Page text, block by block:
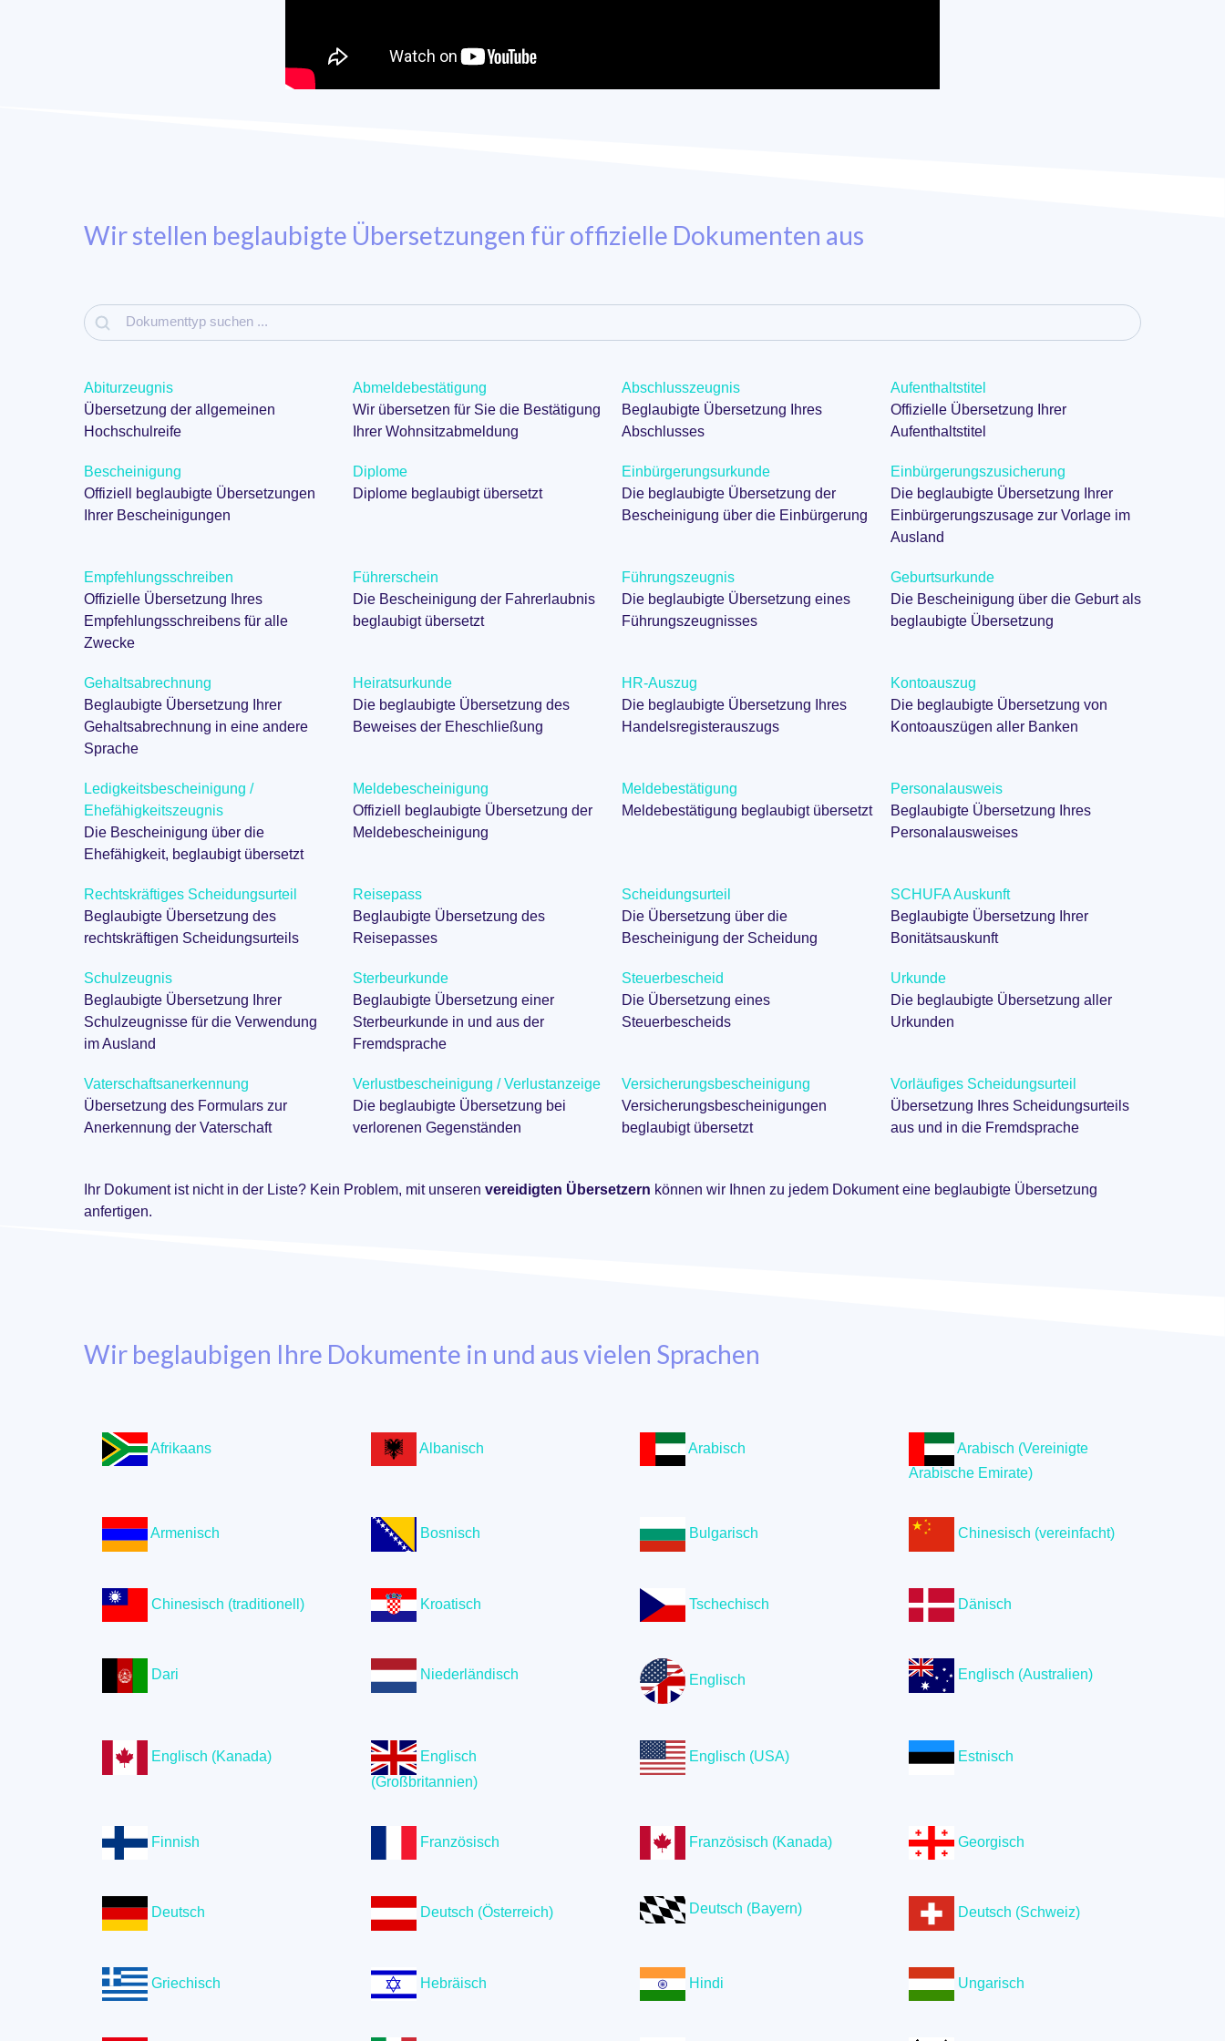
Wir stellen beglaubigte Übersetzungen für offizielle Dokumenten aus
Abiturzeugnis
Übersetzung der allgemeinen
Hochschulreife
Abmeldebestätigung
Wir übersetzen für Sie die Bestätigung
Ihrer Wohnsitzabmeldung
Abschlusszeugnis
Beglaubigte Übersetzung Ihres
Abschlusses
Aufenthaltstitel
Offizielle Übersetzung Ihrer
Aufenthaltstitel
Bescheinigung
Offiziell beglaubigte Übersetzungen
Ihrer Bescheinigungen
Diplome
Diplome beglaubigt übersetzt
Einbürgerungsurkunde
Die beglaubigte Übersetzung der
Bescheinigung über die Einbürgerung
Einbürgerungszusicherung
Die beglaubigte Übersetzung Ihrer
Einbürgerungszusage zur Vorlage im
Ausland
Empfehlungsschreiben
Offizielle Übersetzung Ihres
Empfehlungsschreibens für alle
Zwecke
Führerschein
Die Bescheinigung der Fahrerlaubnis
beglaubigt übersetzt
Führungszeugnis
Die beglaubigte Übersetzung eines
Führungszeugnisses
Geburtsurkunde
Die Bescheinigung über die Geburt als
beglaubigte Übersetzung
Gehaltsabrechnung
Beglaubigte Übersetzung Ihrer
Gehaltsabrechnung in eine andere
Sprache
Heiratsurkunde
Die beglaubigte Übersetzung des
Beweises der Eheschließung
HR-Auszug
Die beglaubigte Übersetzung Ihres
Handelsregisterauszugs
Kontoauszug
Die beglaubigte Übersetzung von
Kontoauszügen aller Banken
Ledigkeitsbescheinigung /
Ehefähigkeitszeugnis
Die Bescheinigung über die
Ehefähigkeit, beglaubigt übersetzt
Meldebescheinigung
Offiziell beglaubigte Übersetzung der
Meldebescheinigung
Meldebestätigung
Meldebestätigung beglaubigt übersetzt
Personalausweis
Beglaubigte Übersetzung Ihres
Personalausweises
Rechtskräftiges Scheidungsurteil
Beglaubigte Übersetzung des
rechtskräftigen Scheidungsurteils
Reisepass
Beglaubigte Übersetzung des
Reisepasses
Scheidungsurteil
Die Übersetzung über die
Bescheinigung der Scheidung
SCHUFA Auskunft
Beglaubigte Übersetzung Ihrer
Bonitätsauskunft
Schulzeugnis
Beglaubigte Übersetzung Ihrer
Schulzeugnisse für die Verwendung
im Ausland
Sterbeurkunde
Beglaubigte Übersetzung einer
Sterbeurkunde in und aus der
Fremdsprache
Steuerbescheid
Die Übersetzung eines
Steuerbescheids
Urkunde
Die beglaubigte Übersetzung aller
Urkunden
Vaterschaftsanerkennung
Übersetzung des Formulars zur
Anerkennung der Vaterschaft
Verlustbescheinigung / Verlustanzeige
Die beglaubigte Übersetzung bei
verlorenen Gegenständen
Versicherungsbescheinigung
Versicherungsbescheinigungen
beglaubigt übersetzt
Vorläufiges Scheidungsurteil
Übersetzung Ihres Scheidungsurteils
aus und in die Fremdsprache
Ihr Dokument ist nicht in der Liste? Kein Problem, mit unseren vereidigten Übersetzern können wir Ihnen zu jedem Dokument eine beglaubigte Übersetzung
anfertigen.
Wir beglaubigen Ihre Dokumente in und aus vielen Sprachen
Afrikaans Albanisch Arabisch
Arabisch (Vereinigte
Arabische Emirate)
Armenisch Bosnisch Bulgarisch Chinesisch (vereinfacht)
Chinesisch (traditionell) Kroatisch Tschechisch Dänisch
Dari Niederländisch Englisch Englisch (Australien)
Englisch (Kanada)
Englisch
(Großbritannien)
Englisch (USA) Estnisch
Finnish Französisch Französisch (Kanada) Georgisch
Deutsch Deutsch (Österreich) Deutsch (Bayern) Deutsch (Schweiz)
Griechisch Hebräisch Hindi Ungarisch